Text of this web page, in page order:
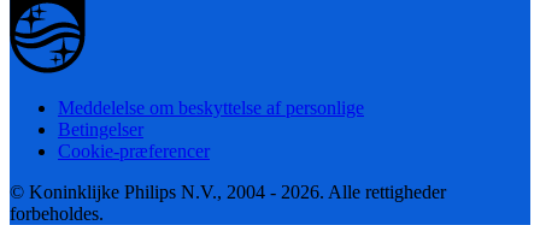
Meddelelse om beskyttelse af personlige
Betingelser
Cookie-præferencer
© Koninklijke Philips N.V., 2004 - 2026. Alle rettigheder
forbeholdes.